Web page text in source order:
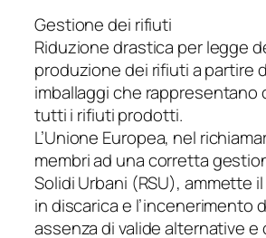
Gestione dei rifiuti
Riduzione drastica per legge
produzione dei rifiuti a partire
imballaggi che rappresentano
tutti i rifiuti prodotti.
L’Unione Europea, nel
membri ad una corretta
Solidi Urbani (RSU), ammette
in discarica e l’incenerimento
assenza di valide alternative e